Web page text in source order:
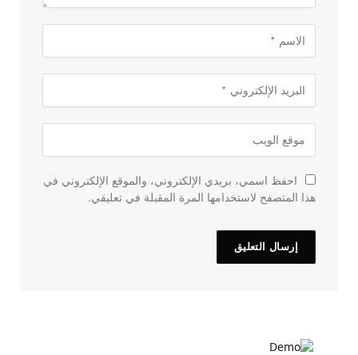
احفظ اسمي، بريدي الإلكتروني، والموقع الإلكتروني في
هذا المتصفح لاستخدامها المرة المقبلة في تعليقي.